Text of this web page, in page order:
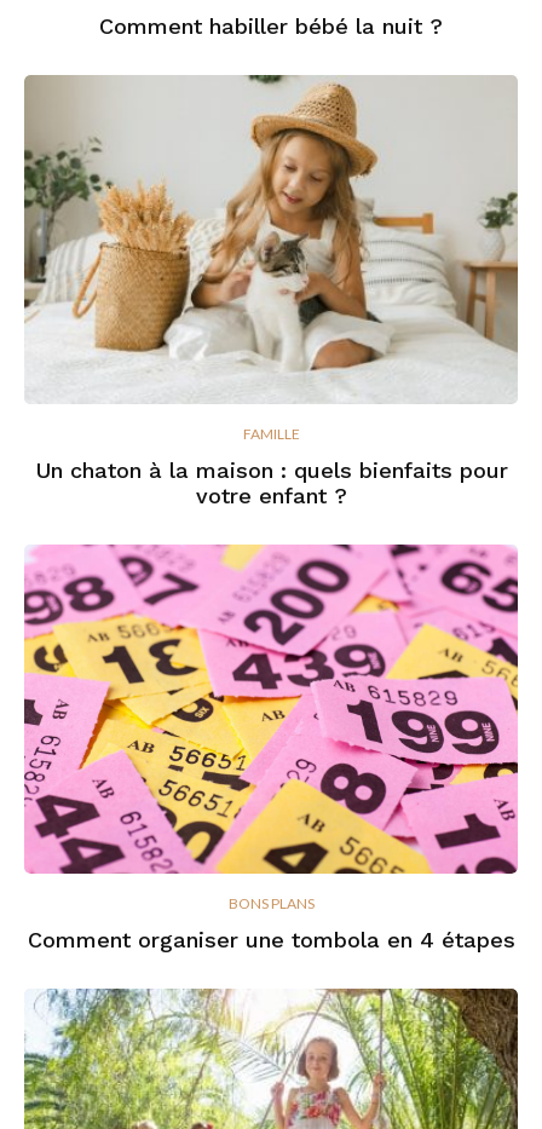
Comment habiller bébé la nuit ?
FAMILLE
Un chaton à la maison : quels bienfaits pour
votre enfant ?
BONS PLANS
Comment organiser une tombola en 4 étapes